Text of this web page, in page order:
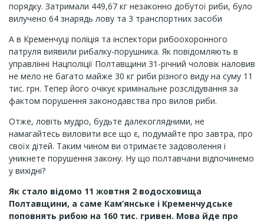
порядку. Затримали 449,67 кг незаконно добутої риби, було
вилучено 64 знарядь лову та 3 транспортних засоби
А в Кременчуці поліція та інспектори рибоохоронного
патруля виявили рибалку-порушника. Як повідомляють в
управлінні Нацполіції Полтавщини 31-річний чоловік наловив
не мело не багато майже 30 кг риби різного виду на суму 11
тис. грн. Тепер його очікує кримінальне розслідування за
фактом порушення законодавства про вилов риби.
Отже, ловіть мудро, будьте далекоглядними, не
намагайтесь виловити все що є, подумайте про завтра, про
своїх дітей. Таким чином ви отримаєте задоволення і
уникнете порушення закону. Ну що полтавчани відпочинемо
у вихідні?
Як стало відомо 11 жовтня 2 водосховища
Полтавщини, а саме Кам’янське і Кременчудське
поповнять рибою на 160 тис. гривен. Мова йде про